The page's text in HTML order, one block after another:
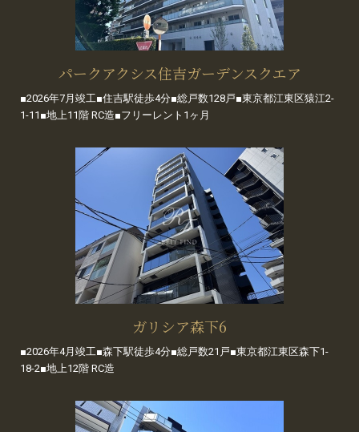
パークアクシス住吉ガーデンスクエア
■2026年7月竣工■住吉駅徒歩4分■総戸数128戸■東京都江東区猿江2-
1-11■地上11階 RC造■フリーレント1ヶ月
ガリシア森下6
■2026年4月竣工■森下駅徒歩4分■総戸数21戸■東京都江東区森下1-
18-2■地上12階 RC造